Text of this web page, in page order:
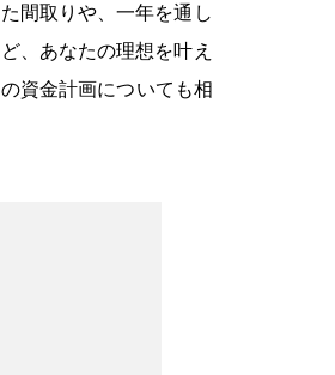
間取りや、一年を通し
、あなたの理想を叶え
資金計画についても相